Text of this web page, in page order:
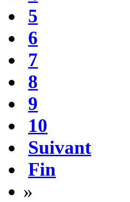
5
6
7
8
9
10
Suivant
Fin
»